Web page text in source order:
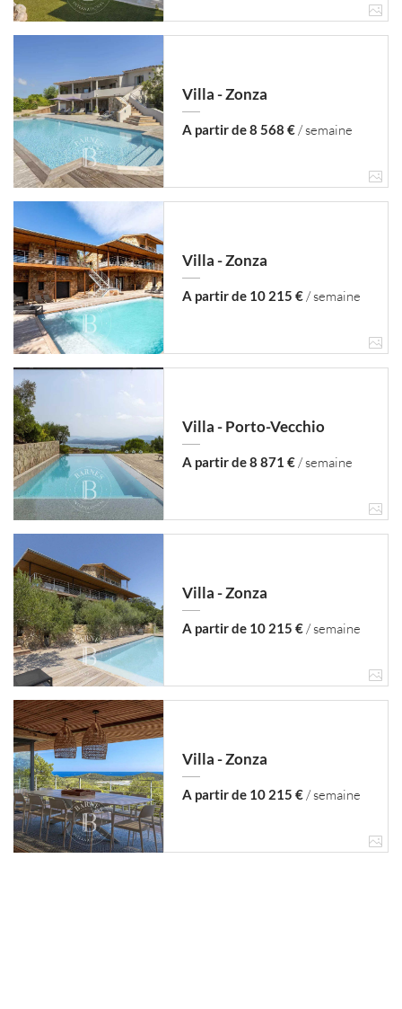
Villa - Zonza
A partir de 8 568 €/ semaine
Villa - Zonza
A partir de 10 215 €/ semaine
Villa - Porto-Vecchio
A partir de 8 871 €/ semaine
Villa - Zonza
A partir de 10 215 €/ semaine
Villa - Zonza
A partir de 10 215 €/ semaine